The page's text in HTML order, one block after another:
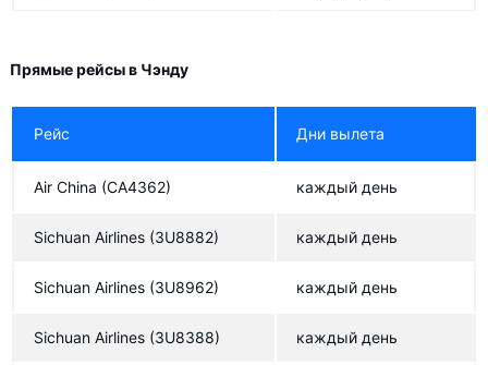
Beijing Capital Airlines
Sichuan Airlines
Sichuan Airlines
Loong Air
Shenzhen Airlines
Прямые рейсы в Чэнду
Рейс Дни вылета
Air China (CA4362) каждый день
Sichuan Airlines (3U8882) каждый день
Sichuan Airlines (3U8962) каждый день
Sichuan Airlines (3U8388) каждый день